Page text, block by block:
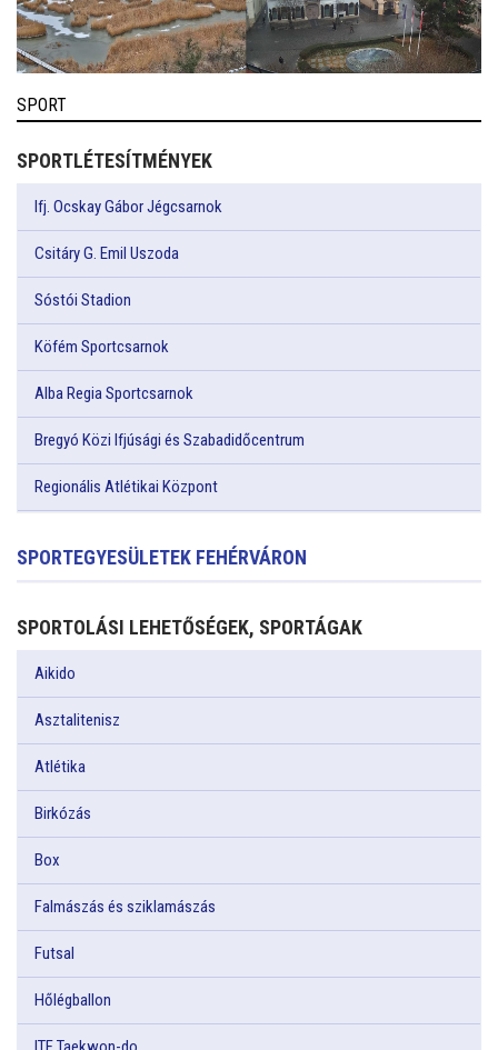
SPORT
SPORTLÉTESÍTMÉNYEK
Ifj. Ocskay Gábor Jégcsarnok
Csitáry G. Emil Uszoda
Sóstói Stadion
Köfém Sportcsarnok
Alba Regia Sportcsarnok
Bregyó Közi Ifjúsági és Szabadidőcentrum
Regionális Atlétikai Központ
SPORTEGYESÜLETEK FEHÉRVÁRON
SPORTOLÁSI LEHETŐSÉGEK, SPORTÁGAK
Aikido
Asztalitenisz
Atlétika
Birkózás
Box
Falmászás és sziklamászás
Futsal
Hőlégballon